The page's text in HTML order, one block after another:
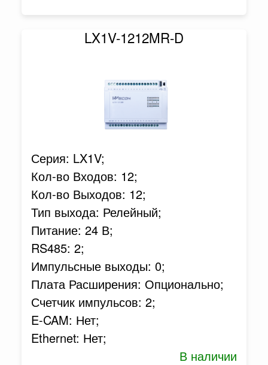
LX1V-1212MR-D
Серия: LX1V;
Кол-во Входов: 12;
Кол-во Выходов: 12;
Тип выхода: Релейный;
Питание: 24 В;
RS485: 2;
Импульсные выходы: 0;
Плата Расширения: Опционально;
Счетчик импульсов: 2;
E-CAM: Нет;
Ethernet: Нет;
В наличии